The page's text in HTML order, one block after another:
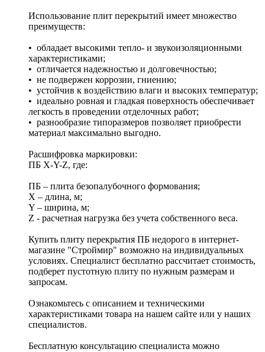
Использование плит перекрытий имеет множество
преимуществ:
• обладает высокими тепло- и звукоизоляционными
характеристиками;
• отличается надежностью и долговечностью;
• не подвержен коррозии, гниению;
• устойчив к воздействию влаги и высоких температур;
• идеально ровная и гладкая поверхность обеспечивает
легкость в проведении отделочных работ;
• разнообразие типоразмеров позволяет приобрести
материал максимально выгодно.
Расшифровка маркировки:
ПБ X-Y-Z, где:
ПБ – плита безопалубочного формования;
X – длина, м;
Y – ширина, м;
Z - расчетная нагрузка без учета собственного веса.
Купить плиту перекрытия ПБ недорого в интернет-
магазине "Строймир" возможно на индивидуальных
условиях. Специалист бесплатно рассчитает стоимость,
подберет пустотную плиту по нужным размерам и
запросам.
Ознакомьтесь с описанием и техническими
характеристиками товара на нашем сайте или у наших
специалистов.
Бесплатную консультацию специалиста можно